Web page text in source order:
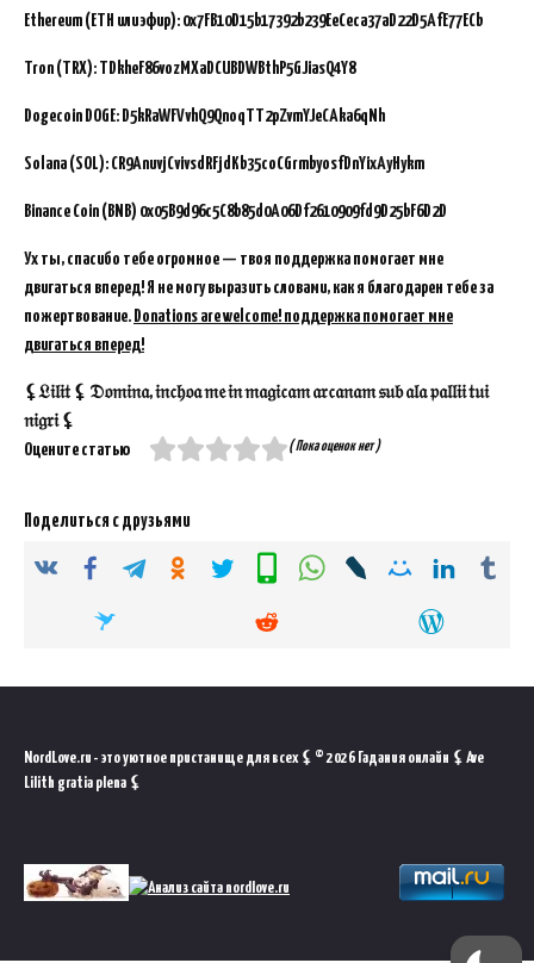
Ethereum (ETH или эфир): 0x7FB10D15b17392b239EeCeca37aD22D5AfE77ECb
Tron (TRX): TDkheF86vozMXaDCUBDWBthP5GJiasQ4Y8
Dogecoin DOGE: D5kRaWFVvhQ9QnoqTT2pZvmYJeCAka6qNh
Solana (SOL): CR9AnuvjCvivsdRFjdKb35coCGrmbyosfDnYixAyHykm
Binance Coin (BNB) 0x05B9d96c5C8b85d0A06Df2610909fd9D25bF6D2D
Ух ты, спасибо тебе огромное — твоя поддержка помогает мне
двигаться вперед! Я не могу выразить словами, как я благодарен тебе за
пожертвование. Donations are welcome! поддержка помогает мне
двигаться вперед!
⚸𝔏𝔦𝔩𝔦𝔱 ⚸ 𝔇𝔬𝔪𝔦𝔫𝔞, 𝔦𝔫𝔠𝔥𝔬𝔞 𝔪𝔢 𝔦𝔫 𝔪𝔞𝔤𝔦𝔠𝔞𝔪 𝔞𝔯𝔠𝔞𝔫𝔞𝔪 𝔰𝔲𝔟 𝔞𝔩𝔞 𝔭𝔞𝔩𝔩𝔦𝔦 𝔱𝔲𝔦
𝔫𝔦𝔤𝔯𝔦 ⚸
Оцените статью
( Пока оценок нет )
Поделиться с друзьями
NordLove.ru - это уютное пристанище для всех ⚸ © 2026 Гадания онлайн ⚸ Ave
Lilith gratia plena ⚸